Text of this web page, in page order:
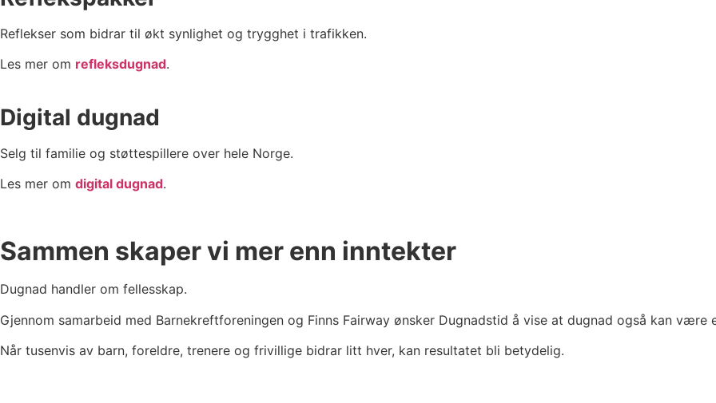
Reflekser som bidrar til økt synlighet og trygghet i trafikken.
Les mer om refleksdugnad.
Digital dugnad
Selg til familie og støttespillere over hele Norge.
Les mer om digital dugnad.
Sammen skaper vi mer enn inntekter
Dugnad handler om fellesskap.
Gjennom samarbeid med Barnekreftforeningen og Finns Fairway ønsker Dugnadstid å vise at dugnad også kan
Når tusenvis av barn, foreldre, trenere og frivillige bidrar litt hver, kan resultatet bli betydelig.